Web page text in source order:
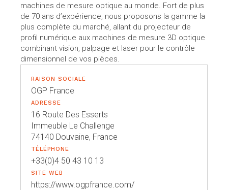
machines de mesure optique au monde. Fort de plus
de 70 ans d’expérience, nous proposons la gamme la
plus complète du marché, allant du projecteur de
profil numérique aux machines de mesure 3D optique
combinant vision, palpage et laser pour le contrôle
dimensionnel de vos pièces.
RAISON SOCIALE
OGP France
ADRESSE
16 Route Des Esserts
Immeuble Le Challenge
74140 Douvaine, France
TÉLÉPHONE
+33(0)4 50 43 10 13
SITE WEB
https://www.ogpfrance.com/